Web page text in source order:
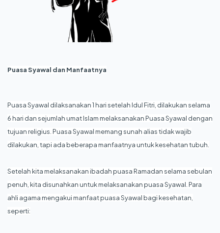
Puasa Syawal dan Manfaatnya
Puasa Syawal dilaksanakan 1 hari setelah Idul Fitri, dilakukan selama
6 hari dan sejumlah umat Islam melaksanakan Puasa Syawal dengan
tujuan religius. Puasa Syawal memang sunah alias tidak wajib
dilakukan, tapi ada beberapa manfaatnya untuk kesehatan tubuh.
Setelah kita melaksanakan ibadah puasa Ramadan selama sebulan
penuh, kita disunahkan untuk melaksanakan puasa Syawal. Para
ahli agama mengakui manfaat puasa Syawal bagi kesehatan,
seperti: